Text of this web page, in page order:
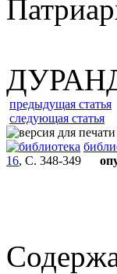
предыдущая статья
следующая статья
16, С. 348-349